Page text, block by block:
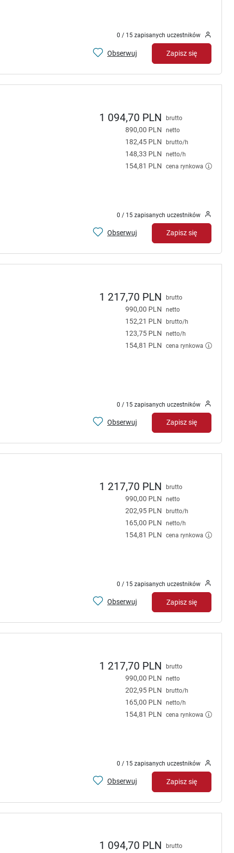
0 / 15 zapisanych uczestników
Obserwuj Zapisz się
1 094,70 PLN brutto
890,00 PLN netto
182,45 PLN brutto/h
148,33 PLN netto/h
154,81 PLN cena rynkowa
0 / 15 zapisanych uczestników
Obserwuj Zapisz się
1 217,70 PLN brutto
990,00 PLN netto
152,21 PLN brutto/h
123,75 PLN netto/h
154,81 PLN cena rynkowa
0 / 15 zapisanych uczestników
Obserwuj Zapisz się
1 217,70 PLN brutto
990,00 PLN netto
202,95 PLN brutto/h
165,00 PLN netto/h
154,81 PLN cena rynkowa
0 / 15 zapisanych uczestników
Obserwuj Zapisz się
1 217,70 PLN brutto
990,00 PLN netto
202,95 PLN brutto/h
165,00 PLN netto/h
154,81 PLN cena rynkowa
0 / 15 zapisanych uczestników
Obserwuj Zapisz się
1 094,70 PLN brutto